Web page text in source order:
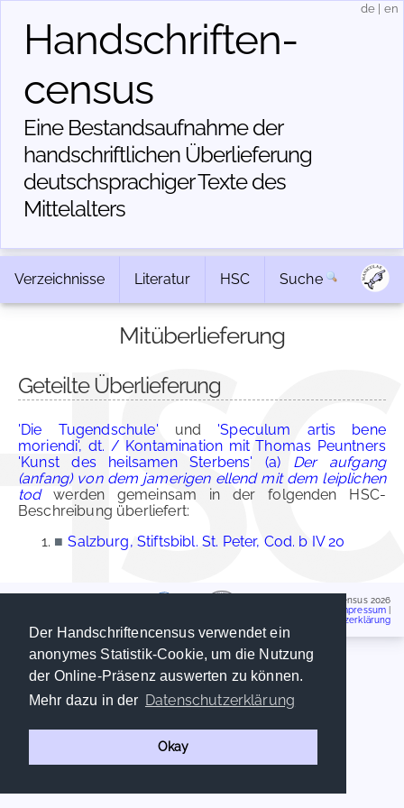
Der Handschriftencensus verwendet ein
anonymes Statistik-Cookie, um die Nutzung
der Online-Präsenz auswerten zu können.
Mehr dazu in der Datenschutzerklärung
Okay
Handschriften­
census
Eine Bestandsaufnahme der
handschriftlichen Über­lieferung
deutschsprachiger Texte des
Mittelalters
de en
Verzeichnisse Literatur HSC Suche
Mitüberlieferung
Geteilte Überlieferung
'Die Tugendschule' und 'Speculum artis bene
moriendi', dt. / Kontamination mit Thomas Peuntners
'Kunst des heilsamen Sterbens' (a) Der aufgang
(anfang) von dem jamerigen ellend mit dem leiplichen
todwerden gemeinsam in der folgenden HSC-
Beschreibung überliefert:
■ Salzburg, Stiftsbibl. St. Peter, Cod. b IV 20
Handschriftencensus 2026
Impressum
Datenschutzerklärung